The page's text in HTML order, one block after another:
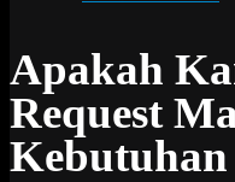
Apakah
Request
Kebutuhan